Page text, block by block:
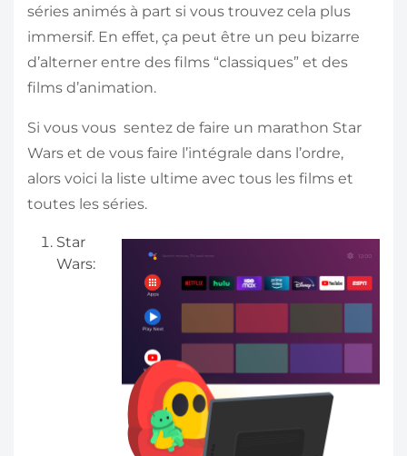
séries animés à part si vous trouvez cela plus
immersif. En effet, ça peut être un peu bizarre
d’alterner entre des films “classiques” et des
films d’animation.
Si vous vous sentez de faire un marathon Star
Wars et de vous faire l’intégrale dans l’ordre,
alors voici la liste ultime avec tous les films et
toutes les séries.
Star
Wars: